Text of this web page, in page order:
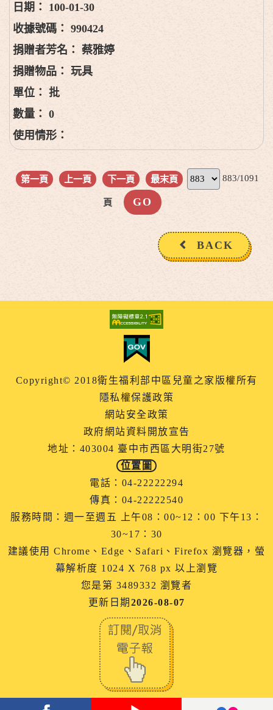
100-01-30
990424
蔡雅婷
玩具
批
0
第一頁 上一頁 下一頁 最末頁 883/1091
頁
BACK
Copyright© 2018衛生福利部中區兒童之家版權所有
隱私權保護政策
網站安全政策
政府網站資料開放宣告
地址：403004 臺中市西區大明街27號
位置圖
電話：04-22222294
傳真：04-22222540
服務時間：週一至週五 上午08：00~12：00 下午13：
30~17：30
建議使用 Chrome、Edge、Safari、Firefox 瀏覽器，螢
幕解析度 1024 X 768 px 以上瀏覽
您是第 3489332 瀏覽者
更新日期 2026-08-07